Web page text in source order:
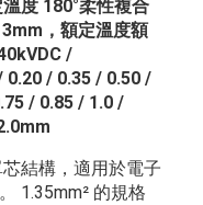
度 180°柔性複合
，額定溫度額
/
0.20 / 0.35 / 0.50 /
/ 0.85 / 1.0 /
結構，適用於電子
1.35mm² 的規格